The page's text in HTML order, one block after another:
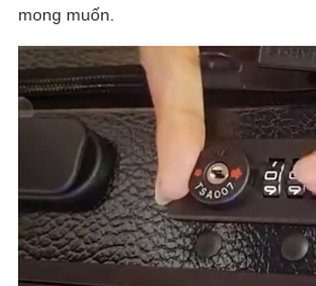
mong muốn.